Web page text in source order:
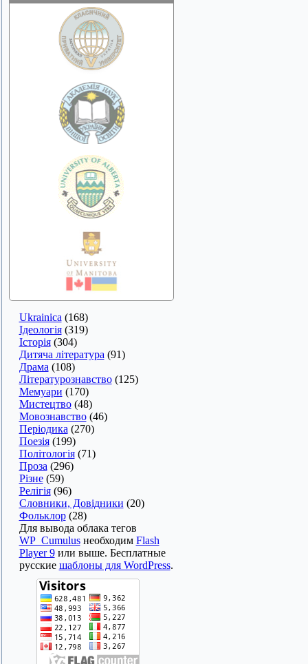
Ukrainica (168)
Ідеологія(319)
Історія(304)
Дитяча література (91)
Драма (108)
Літературознавство(125)
Мемуари (170)
Мистецтво(48)
Мовознавство(46)
Періодика (270)
Поезія(199)
Політологія(71)
Проза (296)
Різне(59)
Релігія(96)
Словники, Довідники (20)
Фольклор(28)
Для вывода облака тегов
WP_Cumulusнеобходим Flash
Player 9или выше. Бесплатные
русские шаблоны для WordPress.